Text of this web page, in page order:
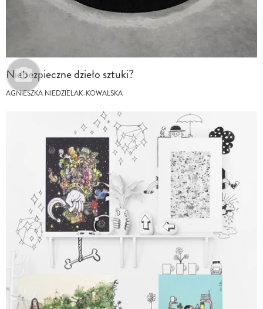
Niebezpieczne dzieło sztuki?
AGNIESZKA NIEDZIELAK-KOWALSKA